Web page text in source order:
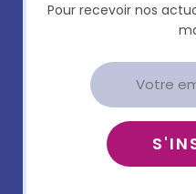
Pour recevoir nos